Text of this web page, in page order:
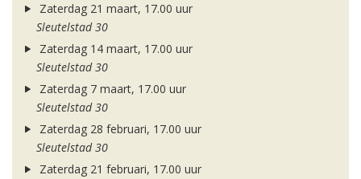
Zaterdag 21 maart, 17.00 uur
Sleutelstad 30
Zaterdag 14 maart, 17.00 uur
Sleutelstad 30
Zaterdag 7 maart, 17.00 uur
Sleutelstad 30
Zaterdag 28 februari, 17.00 uur
Sleutelstad 30
Zaterdag 21 februari, 17.00 uur